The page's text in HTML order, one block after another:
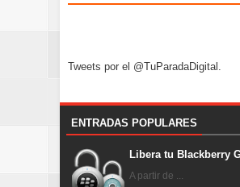
Tweets por el @TuParadaDigital.
ENTRADAS POPULARES
Libera tu Blackberry
A partir de ...